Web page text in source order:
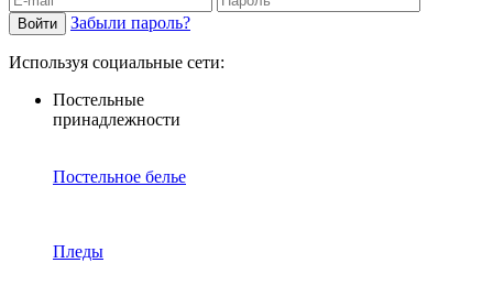
Забыли пароль?
Используя социальные сети:
Постельные
принадлежности
Постельное белье
Пледы